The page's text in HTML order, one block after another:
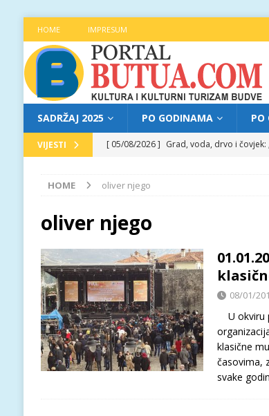
HOME IMPRESUM
SADRŽAJ 2025 PO GODINAMA PO
VIJESTI [ 05/08/2026 ] Grad, voda, drvo i
[ 04/08/2026 ]
[ 04/08/2026 ]
[ 05/08/2026 ]
HOME oliver njego
oliver njego
08/01/
U okviru
klasične
časovima,
svake